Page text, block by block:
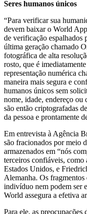
Seres humanos únicos
“Para verificar sua
devem baixar o World
de verificação
última geração chamado
fotográfica de alta
rosto, que é
representação numérica
maneira mais segura e
humanos únicos sem
nome, idade, endereço
são então criptografadas
da pessoa e prontamente
Em entrevista à Agência
são fracionados por meio
armazenados em “nós
terceiros confiáveis, como
Estados Unidos, e
Alemanha. Os
indivíduo nem podem ser
World assegura a efetiva
Para ele, as preocupações